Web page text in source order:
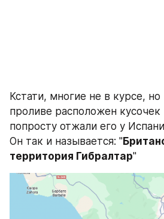
Кстати, многие не в курсе,
проливе расположен кусочек
попросту отжали его у
Он так и называется: "
территория Гибралтар"